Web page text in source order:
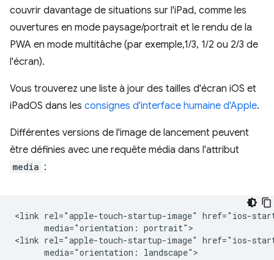
couvrir davantage de situations sur l'iPad, comme les
ouvertures en mode paysage/portrait et le rendu de la
PWA en mode multitâche (par exemple,1/3, 1/2 ou 2/3 de
l'écran).
Vous trouverez une liste à jour des tailles d'écran iOS et
iPadOS dans les consignes d'interface humaine d'Apple.
Différentes versions de l'image de lancement peuvent
être définies avec une requête média dans l'attribut
media :
<link rel="apple-touch-startup-image" href="ios-
      media="orientation: portrait">
<link rel="apple-touch-startup-image" href="ios-